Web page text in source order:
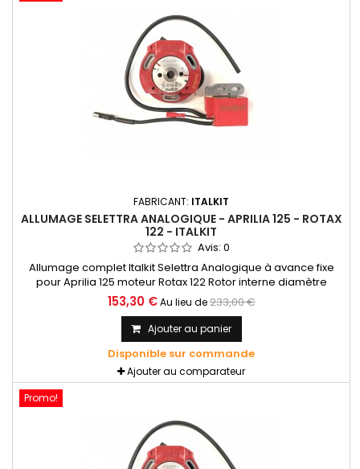
FABRICANT: ITALKIT
ALLUMAGE SELETTRA ANALOGIQUE - APRILIA 125 - ROTAX
122 - ITALKIT
Avis: 0
Allumage complet Italkit Selettra Analogique à avance fixe
pour Aprilia 125 moteur Rotax 122 Rotor interne diamètre
58mm, courbe fixe. Livré avec support stator, stator, rotor
interne Ø58mm, bobine haute tension et câble de masse.
153,30 € Au lieu de233,00 €
Ajouter au panier
Disponible sur commande
Ajouter au comparateur
Promo!